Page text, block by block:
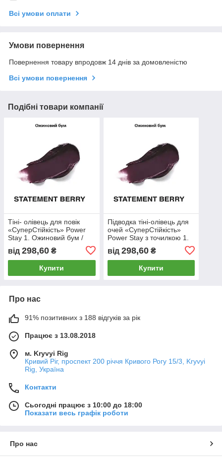
Всі умови оплати
Умови повернення
Повернення товару впродовж 14 днів за домовленістю
Всі умови повернення
Подібні товари компанії
Тіні- олівець для повік
«СуперСтійкість» Power
Stay 1. Ожиновий бум /
від 298,60 ₴
Купити
Підводка тіні-олівець для
очей «СуперСтійкість»
Power Stay з точилкою 1.
Ожиновий бум / statement
berry
від 298,60₴
Купити
Про нас
91% позитивних з 188 відгуків за рік
Працює з 13.08.2018
м. Kryvyi Rig
Кривий Ріг, проспект 200 річчя Кривого Рогу 15/3, Kryvyi
Rig, Україна
Контакти
Сьогодні працює з 10:00 до 18:00
Показати весь графік роботи
Про нас